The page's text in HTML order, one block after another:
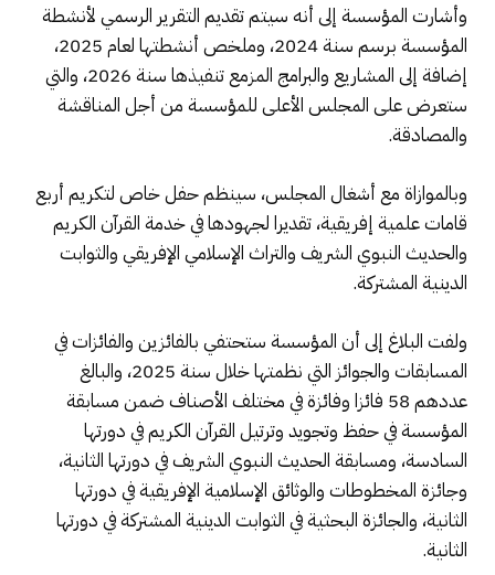
وأشارت المؤسسة إلى أنه سيتم تقديم التقرير الرسمي لأنشطة
المؤسسة برسم سنة 2024، وملخص أنشطتها لعام 2025،
إضافة إلى المشاريع والبرامج المزمع تنفيذها سنة 2026، والتي
ستعرض على المجلس الأعلى للمؤسسة من أجل المناقشة
والمصادقة.
وبالموازاة مع أشغال المجلس، سينظم حفل خاص لتكريم أربع
قامات علمية إفريقية، تقديرا لجهودها في خدمة القرآن الكريم
والحديث النبوي الشريف والتراث الإسلامي الإفريقي والثوابت
الدينية المشتركة.
ولفت البلاغ إلى أن المؤسسة ستحتفي بالفائزين والفائزات في
المسابقات والجوائز التي نظمتها خلال سنة 2025، والبالغ
عددهم 58 فائزا وفائزة في مختلف الأصناف ضمن مسابقة
المؤسسة في حفظ وتجويد وترتيل القرآن الكريم في دورتها
السادسة، ومسابقة الحديث النبوي الشريف في دورتها الثانية،
وجائزة المخطوطات والوثائق الإسلامية الإفريقية في دورتها
الثانية، والجائزة البحثية في الثوابت الدينية المشتركة في دورتها
الثانية.